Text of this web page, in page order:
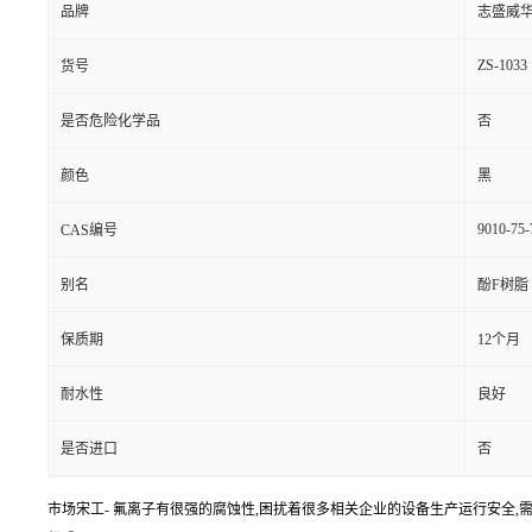
品牌 志盛威
货号 ZS-1033
是否危险化学品 否
颜色 黑
CAS编号 9010-75-
别名 酚F树脂
保质期 12个月
耐水性 良好
是否进口 否
市场宋工- 氟离子有很强的腐蚀性,困扰着很多相关企业的设备生产运行安全,需